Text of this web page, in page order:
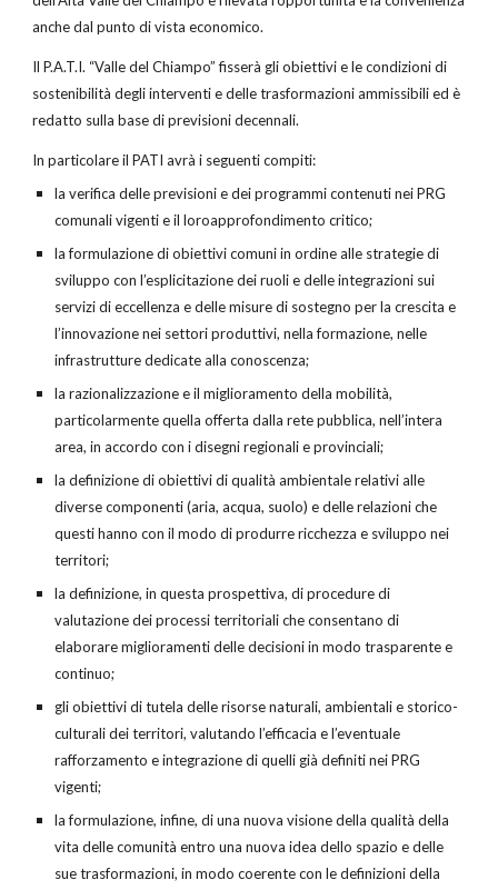
anche dal punto di vista economico.
Il P.A.T.I. “Valle del Chiampo” fisserà gli obiettivi e le condizioni di
sostenibilità degli interventi e delle trasformazioni ammissibili ed è
redatto sulla base di previsioni decennali.
In particolare il PATI avrà i seguenti compiti:
la verifica delle previsioni e dei programmi contenuti nei PRG
comunali vigenti e il loroapprofondimento critico;
la formulazione di obiettivi comuni in ordine alle strategie di
sviluppo con l’esplicitazione dei ruoli e delle integrazioni sui
servizi di eccellenza e delle misure di sostegno per la crescita e
l’innovazione nei settori produttivi, nella formazione, nelle
infrastrutture dedicate alla conoscenza;
la razionalizzazione e il miglioramento della mobilità,
particolarmente quella offerta dalla rete pubblica, nell’intera
area, in accordo con i disegni regionali e provinciali;
la definizione di obiettivi di qualità ambientale relativi alle
diverse componenti (aria, acqua, suolo) e delle relazioni che
questi hanno con il modo di produrre ricchezza e sviluppo nei
territori;
la definizione, in questa prospettiva, di procedure di
valutazione dei processi territoriali che consentano di
elaborare miglioramenti delle decisioni in modo trasparente e
continuo;
gli obiettivi di tutela delle risorse naturali, ambientali e storico-
culturali dei territori, valutando l’efficacia e l’eventuale
rafforzamento e integrazione di quelli già definiti nei PRG
vigenti;
la formulazione, infine, di una nuova visione della qualità della
vita delle comunità entro una nuova idea dello spazio e delle
sue trasformazioni, in modo coerente con le definizioni della